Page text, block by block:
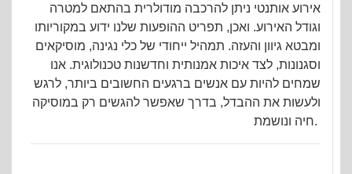
אירוע אותנטי ניתן להרכבה מודולרית בהתאם למטרה
וגודל האירוע. ואכן, תפריט ההופעות שלנו ידוע במקוריותו
ומבטא גיוון והעזה. תמהיל ייחודי של כלי נגינה, מוסיקאים
וסגנונות, לצד איכות אמנותית וחדשנות טכנולוגית. אנו
שמחים להיות עם אנשים ברגעים החשובים ביותר, לרגש
ולעשות את ההבדל, בדרך שאפשר להגשים רק במוסיקה
חיה ונושמת.